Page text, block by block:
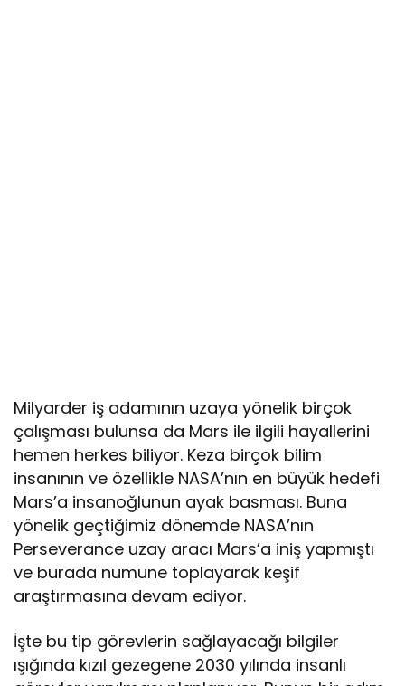
Milyarder iş adamının uzaya yönelik birçok
çalışması bulunsa da Mars ile ilgili hayallerini
hemen herkes biliyor. Keza birçok bilim
insanının ve özellikle NASA’nın en büyük hedefi
Mars’a insanoğlunun ayak basması. Buna
yönelik geçtiğimiz dönemde NASA’nın
Perseverance uzay aracı Mars’a iniş yapmıştı
ve burada numune toplayarak keşif
araştırmasına devam ediyor.
İşte bu tip görevlerin sağlayacağı bilgiler
ışığında kızıl gezegene 2030 yılında insanlı